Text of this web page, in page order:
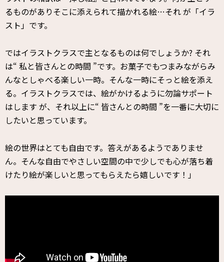
るものがありそこに添えられて描かれる絵…それ が「イラ
スト」です。
ではイラストクラスで主となるものは何でしょうか? それ
は“ 私と皆さんとの時間 ”です。お菓子でもつまみながらみ
んなとしゃべる楽しい一時。そんな一時にそっと絵を添え
る。イラストクラスでは、絵がかけるように勿論サポート
はします が、それ以上に“ 皆さんとの時間 ”を一番に大切に
したいと思っています。
絵の世界はとても自由です。答えがあるようでありませ
ん。そんな自由でやさしい空間の中で少しでも心が落ち着
けたり絵が楽しいと思ってもらえたら嬉しいです！」